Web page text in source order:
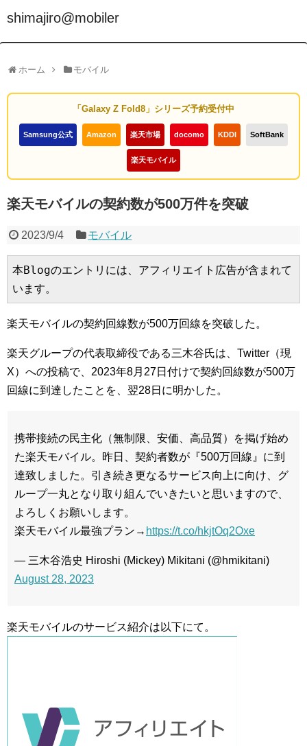
shimajiro@mobiler
ホーム モバイル
「Galaxy Z Fold8」シリーズ予約受付中
Samsung公式 Amazon 楽天市場 docomo KDDI SoftBank
楽天モバイル
楽天モバイルの契約数が500万件を突破
2023/9/4 モバイル
本Blogのエントリには、アフィリエイト広告が含まれて
います。
楽天モバイルの契約回線数が500万回線を突破した。
楽天グループの代表取締役である三木谷氏は、Twitter（現
X）への投稿で、2023年8月27日付けで契約回線数が500万
回線に到達したことを、翌28日に明かした。
携帯接続の民主化（無制限、安価、高品質）を掲げ始め
た楽天モバイル。昨日、契約者数が『500万回線』に到
達致しました。引き続き更なるサービス向上に向け、グ
ループ一丸となり取り組んでいきたいと思いますので、
よろしくお願いします。
楽天モバイル最強プラン→ https://t.co/hkjtOq2Oxe
— 三木谷浩史 Hiroshi (Mickey) Mikitani (@hmikitani)
August 28, 2023
楽天モバイルのサービス紹介は以下にて。